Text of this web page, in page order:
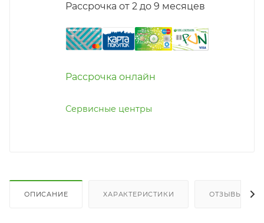
Рассрочка от 2 до 9 месяцев
Рассрочка онлайн
Сервисные центры
ОПИСАНИЕ ХАРАКТЕРИСТИКИ ОТЗЫВЫ